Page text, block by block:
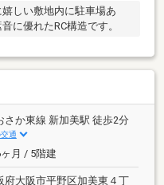
しい敷地内に駐車場あ
に優れたRC構造です。
さか東線 新加美駅 徒歩2分
通
月 / 5階建
府大阪市平野区加美東４丁